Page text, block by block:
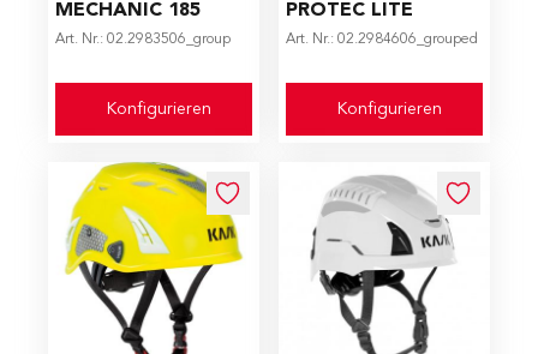
MECHANIC 185
Art. Nr.: 02.2983506_group
Konfigurieren
PROTEC LITE
Art. Nr.: 02.2984606_grouped
Konfigurieren